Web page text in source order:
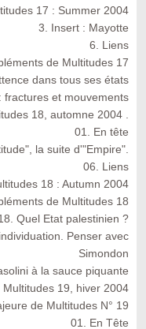
17 : Summer 2004
3. Insert : Mayotte
6. Liens
de Multitudes 17
dans tous ses états
fractures et mouvements
18, automne 2004 .
01. En tête
la suite d'"Empire".
06. Liens
18 : Autumn 2004
de Multitudes 18
Quel Etat palestinien ?
Penser avec
Simondon
à la sauce piquante
Multitudes 19, hiver 2004
de Multitudes N° 19
01. En Tête